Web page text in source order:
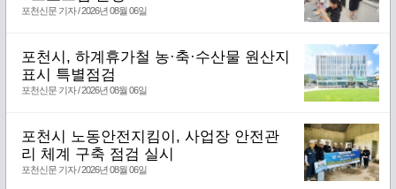
포천신문 기자 / 2026년 08월 06일
포천시, 하계휴가철 농·축·수산물 원산지
표시 특별점검
포천신문 기자 / 2026년 08월 06일
포천시 노동안전지킴이, 사업장 안전관
리 체계 구축 점검 실시
포천신문 기자 / 2026년 08월 06일